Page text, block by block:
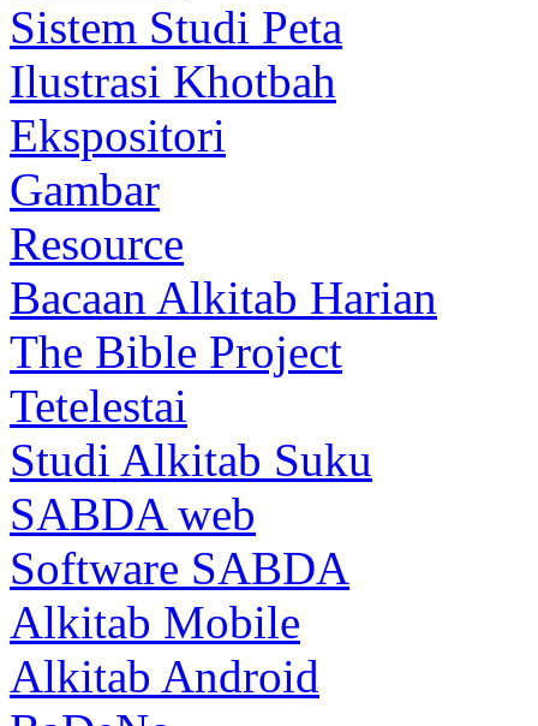
Sistem Studi Peta
Ilustrasi Khotbah
Ekspositori
Gambar
Resource
Bacaan Alkitab Harian
The Bible Project
Tetelestai
Studi Alkitab Suku
SABDA web
Software SABDA
Alkitab Mobile
Alkitab Android